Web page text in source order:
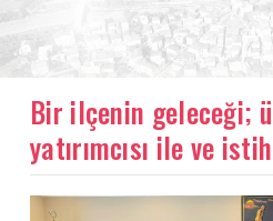
Bir ilçenin geleceği;
yatırımcısı ile ve